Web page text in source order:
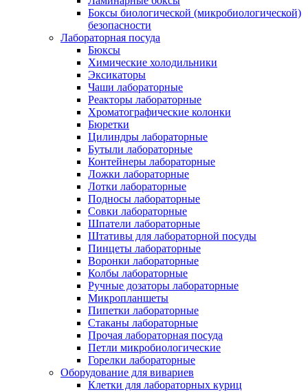
Боксы биологической (микробиологической)
безопасности
Лабораторная посуда
Бюксы
Химические холодильники
Эксикаторы
Чаши лабораторные
Реакторы лабораторные
Хроматографические колонки
Бюретки
Цилиндры лабораторные
Бутыли лабораторные
Контейнеры лабораторные
Ложки лабораторные
Лотки лабораторные
Подносы лабораторные
Совки лабораторные
Шпатели лабораторные
Штативы для лабораторной посуды
Пинцеты лабораторные
Воронки лабораторные
Колбы лабораторные
Ручные дозаторы лабораторные
Микропланшеты
Пипетки лабораторные
Стаканы лабораторные
Прочая лабораторная посуда
Петли микробиологические
Горелки лабораторные
Оборудование для вивариев
Клетки для лабораторных куриц